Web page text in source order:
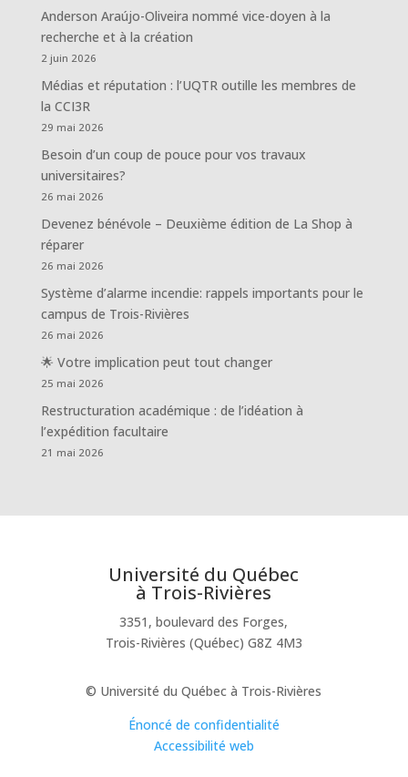
Anderson Araújo-Oliveira nommé vice-doyen à la
recherche et à la création
2 juin 2026
Médias et réputation : l’UQTR outille les membres de
la CCI3R
29 mai 2026
Besoin d’un coup de pouce pour vos travaux
universitaires?
26 mai 2026
Devenez bénévole – Deuxième édition de La Shop à
réparer
26 mai 2026
Système d’alarme incendie: rappels importants pour le
campus de Trois-Rivières
26 mai 2026
🌟 Votre implication peut tout changer
25 mai 2026
Restructuration académique : de l’idéation à
l’expédition facultaire
21 mai 2026
Université du Québec
à Trois-Rivières
3351, boulevard des Forges,
Trois-Rivières (Québec) G8Z 4M3
© Université du Québec à Trois-Rivières
Énoncé de confidentialité
Accessibilité web